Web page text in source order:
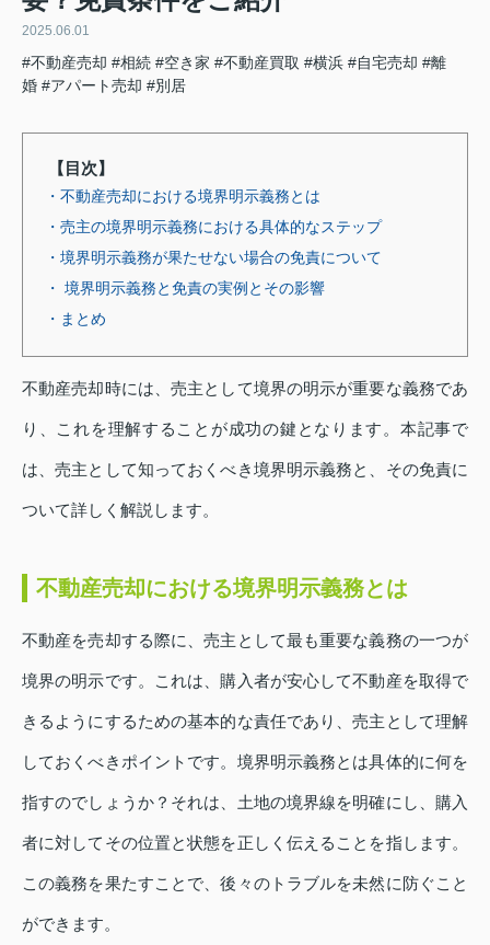
2025.06.01
#不動産売却 #相続 #空き家 #不動産買取 #横浜 #自宅売却 #離
婚 #アパート売却 #別居
【目次】
・不動産売却における境界明示義務とは
・売主の境界明示義務における具体的なステップ
・境界明示義務が果たせない場合の免責について
・ 境界明示義務と免責の実例とその影響
・まとめ
不動産売却時には、売主として境界の明示が重要な義務であ
り、これを理解することが成功の鍵となります。本記事で
は、売主として知っておくべき境界明示義務と、その免責に
ついて詳しく解説します。
不動産売却における境界明示義務とは
不動産を売却する際に、売主として最も重要な義務の一つが
境界の明示です。これは、購入者が安心して不動産を取得で
きるようにするための基本的な責任であり、売主として理解
しておくべきポイントです。境界明示義務とは具体的に何を
指すのでしょうか？それは、土地の境界線を明確にし、購入
者に対してその位置と状態を正しく伝えることを指します。
この義務を果たすことで、後々のトラブルを未然に防ぐこと
ができます。